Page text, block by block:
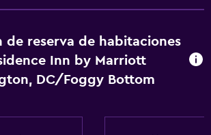
de reserva de habitaciones
Inn by Marriott
DC/Foggy Bottom